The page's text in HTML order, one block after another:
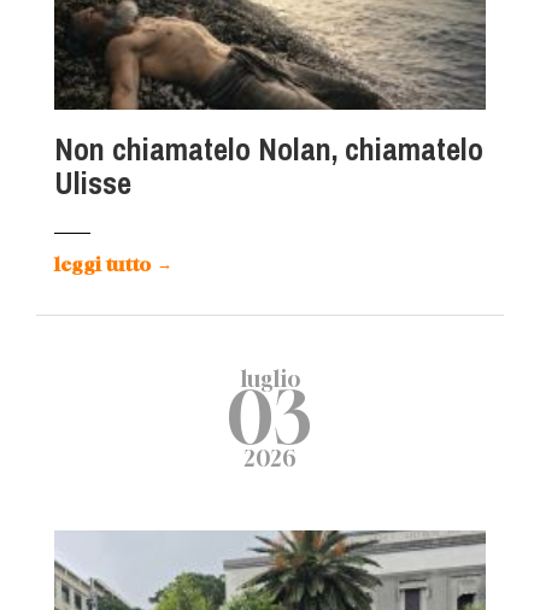
Non chiamatelo Nolan, chiamatelo
Ulisse
leggi tutto →
luglio
03
2026